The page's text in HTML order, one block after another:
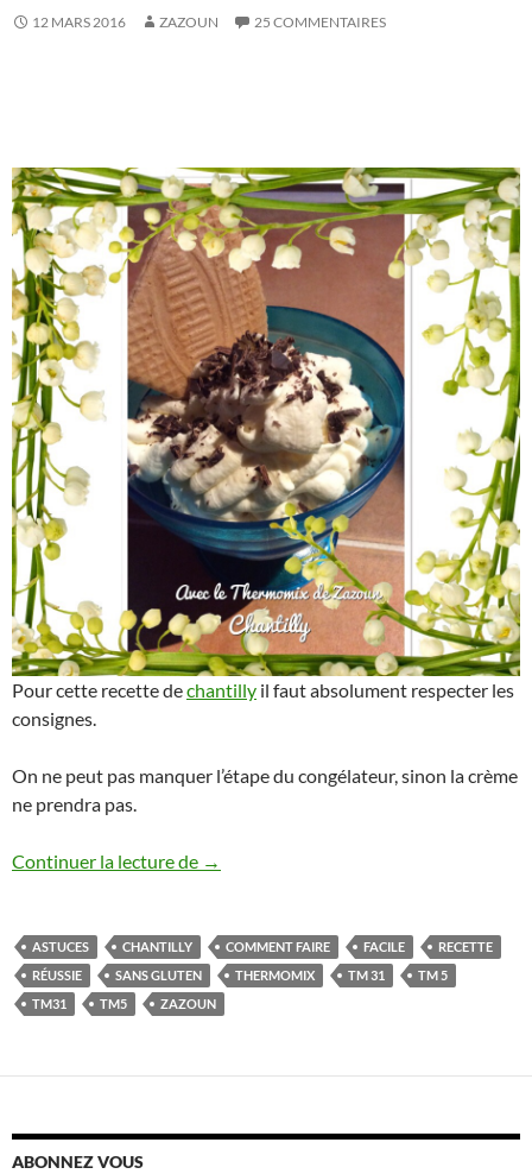
12 MARS 2016 ZAZOUN 25 COMMENTAIRES
Pour cette recette dechantilly il faut absolument respecter les
consignes.
On ne peut pas manquer l’étape du congélateur, sinon la crème
ne prendra pas.
Continuer la lecture de Chantilly Thermomix réussie à coup
→
ASTUCES CHANTILLY COMMENT FAIRE FACILE
RECETTE
RÉUSSIE
SANS GLUTEN THERMOMIX TM 31
TM 5
TM31
TM5 ZAZOUN
ABONNEZ VOUS